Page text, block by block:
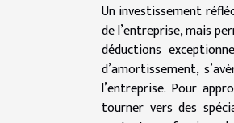
Un investissement
de l’entreprise, mais
déductions
d’amortissement,
l’entreprise. Pour
tourner vers des